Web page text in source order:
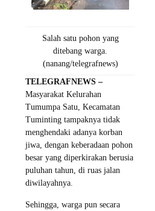
Salah satu pohon yang
ditebang warga.
(nanang/telegrafnews)
TELEGRAFNEWS –
Masyarakat Kelurahan
Tumumpa Satu, Kecamatan
Tuminting tampaknya tidak
menghendaki adanya korban
jiwa, dengan keberadaan pohon
besar yang diperkirakan berusia
puluhan tahun, di ruas jalan
diwilayahnya.
Sehingga, warga pun secara